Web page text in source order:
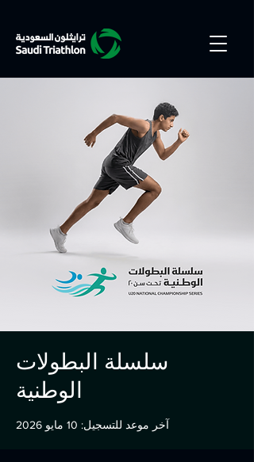
سلسلة البطولات
الوطنية
آخر موعد للتسجيل: 10 مايو 2026